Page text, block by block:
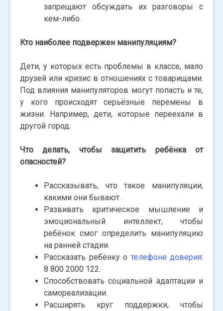
запрещают обсуждать их разговоры с
кем-либо.
Кто наиболее подвержен манипуляциям?
Дети, у которых есть проблемы в классе, мало
друзей или кризис в отношениях с товарищами.
Под влияния манипуляторов могут попасть и те,
у кого происходят серьёзные перемены в
жизни. Например, дети, которые переехали в
другой город.
Что делать, чтобы защитить ребёнка от
опасностей?
Рассказывать, что такое манипуляции,
какими они бывают.
Развивать критическое мышление и
эмоциональный интеллект, чтобы
ребёнок смог определить манипуляцию
на ранней стадии.
Рассказать ребёнку о телефоне доверия:
8 800 2000 122.
Способствовать социальной адаптации и
самореализации.
Расширять круг поддержки, чтобы